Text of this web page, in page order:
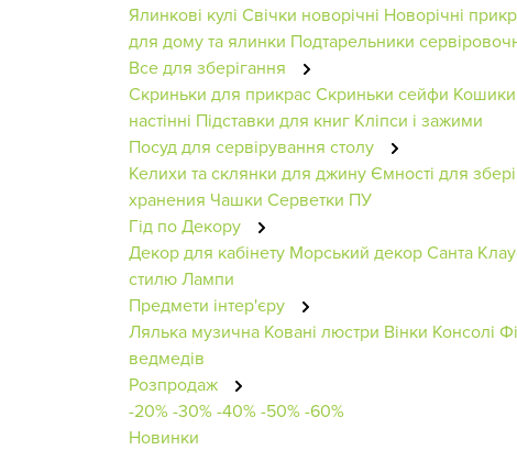
Ялинкові кулі Свічки новорічні Новорічні
для дому та ялинки Подтарельники
Все для зберігання
Скриньки для прикрасСкриньки сейфи Кошики
настінні Підставки для книг Кліпси і зажими
Посуд для сервірування столу
Келихи та склянки для джинуЄмності для
хранения Чашки Серветки ПУ
Гід по Декору
Декор для кабінету Морський декорСанта
стилюЛампи
Предмети інтер'єру
Лялька музична Ковані люстри Вінки Консолі
ведмедів
Розпродаж
-20%-30%-40%-50%-60%
Новинки